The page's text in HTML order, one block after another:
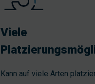
Viele
Kann auf viele Arten